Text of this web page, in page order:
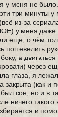
у меня не
эти три минуты
из-за
у меня даже
еще, о чём
пошевелить
а двигаться
через
глаза, я
закрыта (как и
был сон, но и в
ничего
и